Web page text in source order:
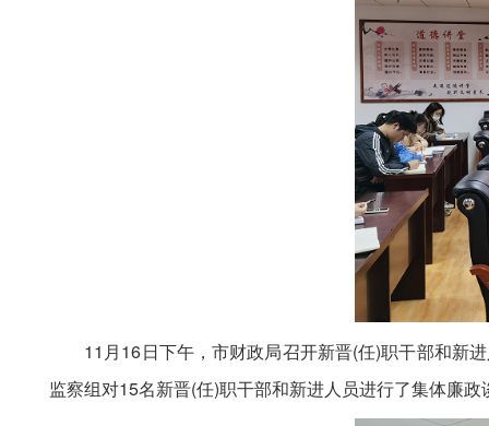
11月16日下午，市财政局召开新晋(任)职干部和新进
监察组对15名新晋(任)职干部和新进人员进行了集体廉